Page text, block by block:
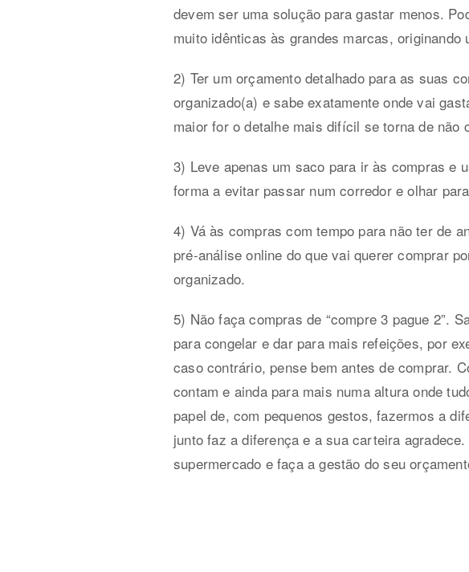
devem ser uma solução para gastar menos.
muito idênticas às grandes marcas,
2) Ter um orçamento detalhado para as suas
organizado(a) e sabe exatamente onde vai
maior for o detalhe mais difícil se torna de não
3) Leve apenas um saco para ir às compras e
forma a evitar passar num corredor e olhar
4) Vá às compras com tempo para não ter de
pré-análise online do que vai querer comprar
organizado.
5) Não faça compras de “compre 3 pague 2”.
para congelar e dar para mais refeições, por
caso contrário, pense bem antes de comprar.
contam e ainda para mais numa altura onde
papel de, com pequenos gestos, fazermos a
junto faz a diferença e a sua carteira
supermercado e faça a gestão do seu